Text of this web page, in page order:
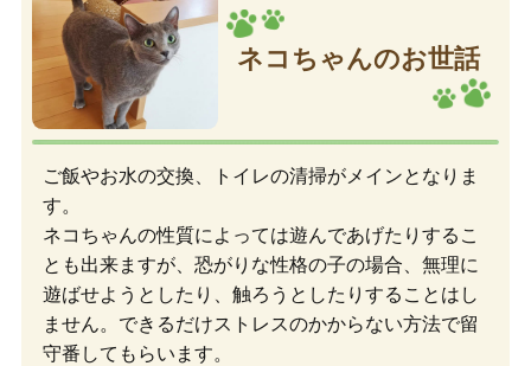
ネコちゃんのお世話
ご飯やお水の交換、トイレの清掃がメインとなりま
す。
ネコちゃんの性質によっては遊んであげたりするこ
とも出来ますが、恐がりな性格の子の場合、無理に
遊ばせようとしたり、触ろうとしたりすることはし
ません。できるだけストレスのかからない方法で留
守番してもらいます。